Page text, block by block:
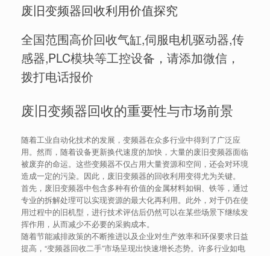
废旧变频器回收利用价值探究
全国范围高价回收气缸,伺服电机驱动器,传
感器,PLC模块等工控设备，请添加微信，
拨打电话报价
废旧变频器回收的重要性与市场前景
随着工业自动化技术的发展，变频器在众多行业中得到了广泛应
用。然而，随着设备更新换代速度的加快，大量的废旧变频器面临
被废弃的命运。这些变频器不仅占用大量资源和空间，还会对环境
造成一定的污染。因此，废旧变频器的回收利用变得尤为关键。
首先，废旧变频器中包含多种有价值的金属材料如铜、铁等，通过
专业的拆解处理可以实现资源的最大化再利用。此外，对于仍在使
用过程中的旧机型，进行技术评估后仍然可以在某些场景下继续发
挥作用，从而减少不必要的采购成本。
随着节能减排政策的不断推进以及企业对生产效率和环保要求日益
提高，“变频器回收二手”市场呈现出快速增长态势。许多行业如电